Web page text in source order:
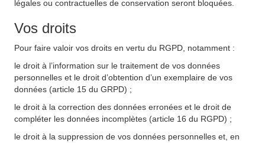
légales ou contractuelles de conservation seront bloquées.
Vos droits
Pour faire valoir vos droits en vertu du RGPD, notamment :
le droit à l’information sur le traitement de vos données
personnelles et le droit d’obtention d’un exemplaire de vos
données (article 15 du GRPD) ;
le droit à la correction des données erronées et le droit de
compléter les données incomplètes (article 16 du RGPD) ;
le droit à la suppression de vos données personnelles et, en